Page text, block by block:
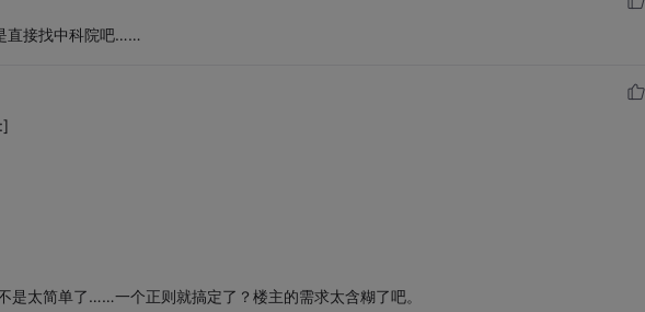
直接找中科院吧……
是太简单了……一个正则就搞定了？楼主的需求太含糊了吧。